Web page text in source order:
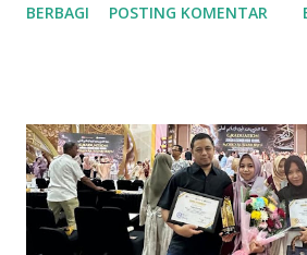
"Demi dakwah dan perjuangan Islam
naungan DPD Hidayatullah
Ma'had Hidayatullah Kota Batu
Luqmanul Hakim (Millah). Hadir pula
Anggota Murabbi Wilayah
BERBAGI POSTING KOMENTAR